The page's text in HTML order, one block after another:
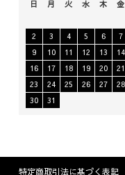
日 月 火 水 木 金
2
3 4 5 6 7
9
10 11 12 13 14
16
17 18 19 20 21
23
24 25 26 27 28
30
31
特定商取引法に基づく表記